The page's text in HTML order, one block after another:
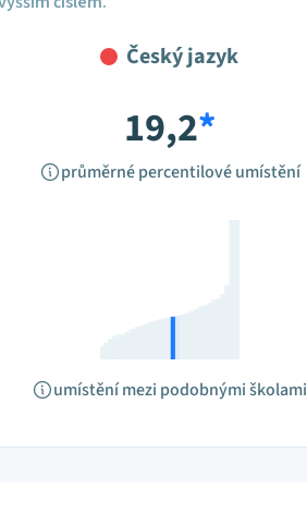
Český jazyk
19,2*
průměrné percentilové umístění
umístění mezi podobnými školami